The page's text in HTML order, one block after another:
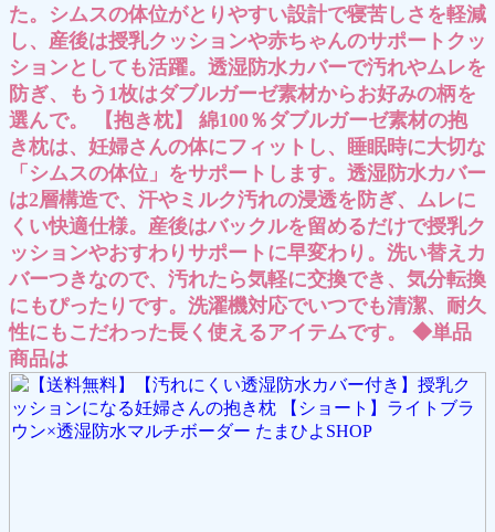
た。シムスの体位がとりやすい設計で寝苦しさを軽減
し、産後は授乳クッションや赤ちゃんのサポートクッ
ションとしても活躍。透湿防水カバーで汚れやムレを
防ぎ、もう1枚はダブルガーゼ素材からお好みの柄を
選んで。 【抱き枕】 綿100％ダブルガーゼ素材の抱
き枕は、妊婦さんの体にフィットし、睡眠時に大切な
「シムスの体位」をサポートします。透湿防水カバー
は2層構造で、汗やミルク汚れの浸透を防ぎ、ムレに
くい快適仕様。産後はバックルを留めるだけで授乳ク
ッションやおすわりサポートに早変わり。洗い替えカ
バーつきなので、汚れたら気軽に交換でき、気分転換
にもぴったりです。洗濯機対応でいつでも清潔、耐久
性にもこだわった長く使えるアイテムです。 ◆単品
商品は